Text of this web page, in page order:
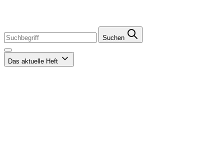
Suchen
Das aktuelle Heft